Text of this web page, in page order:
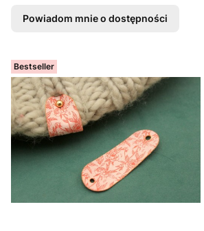
Powiadom mnie o dostępności
Bestseller